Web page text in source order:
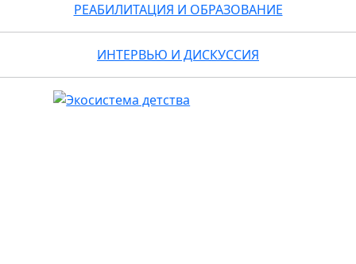
РЕАБИЛИТАЦИЯ И ОБРАЗОВАНИЕ
ИНТЕРВЬЮ И ДИСКУССИЯ